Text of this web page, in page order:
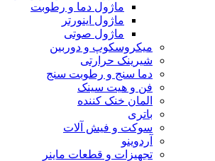
ماژول دما و رطوبت
ماژول اینورتر
ماژول صوتی
میکروسکوپ و دوربین
شیرینک حرارتی
دما سنج و رطوبت سنج
فن و هیت سینک
المان خنک کننده
باتری
سوکت و فیش آلات
آردوینو
تجهیزات و قطعات ماینر